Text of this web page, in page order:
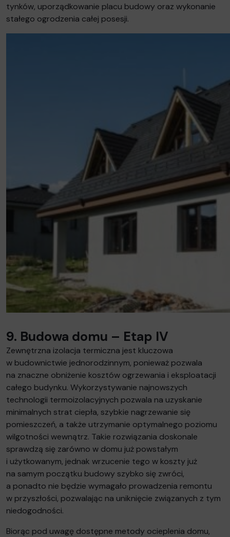
tynków, uporządkowanie placu budowy oraz wykonanie
stałego ogrodzenia całej posesji.
9. Budowa domu – Etap IV
Zewnętrzna izolacja termiczna jest kluczowa
w budownictwie jednorodzinnym, ponieważ pozwala
na znaczne obniżenie kosztów ogrzewania i eksploatacji
całego budynku. Wykorzystywanie najnowszych
technologii termoizolacyjnych pozwala na uzyskanie
minimalnych strat ciepła, szybkie nagrzewanie się
pomieszczeń, a także utrzymanie optymalnego poziomu
wilgotności wewnątrz. Takie rozwiązania doskonale
sprawdzą się zarówno w domu już powstałym
i użytkowanym, jednak wrzucenie tego w koszty już
na samym początku budowy szybko się zwróci,
a ponadto nie będzie wymagało prowadzenia remontu
w przyszłości, pozwalając na uniknięcie związanych z tym
niedogodności.
Biorąc pod uwagę dostępne metody ocieplenia domu,